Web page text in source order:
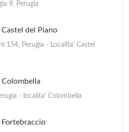
9, Perugia
del Piano
154, Perugia - Localita' Castel
- localita' Colombella